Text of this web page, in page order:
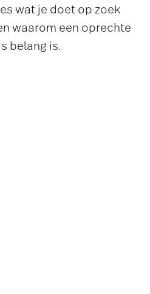
wat je doet op zoek
waarom een oprechte
belang is.